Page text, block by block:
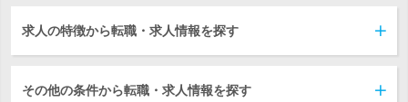
求人の特徴から転職・求人情報を探す
その他の条件から転職・求人情報を探す